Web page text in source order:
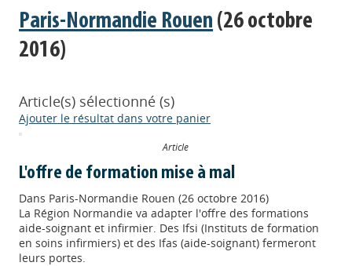
Paris-Normandie Rouen (26 octobre
2016)
Article(s) sélectionné (s)
Ajouter le résultat dans votre panier
Article
L'offre de formation mise à mal
Dans Paris-Normandie Rouen (26 octobre 2016)
La Région Normandie va adapter l'offre des formations
aide-soignant et infirmier. Des Ifsi (Instituts de formation
en soins infirmiers) et des Ifas (aide-soignant) fermeront
leurs portes.